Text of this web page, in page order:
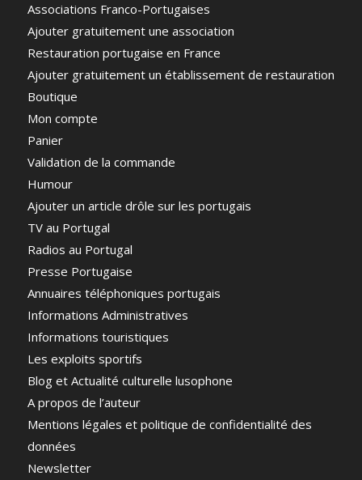
Associations Franco-Portugaises
Ajouter gratuitement une association
Restauration portugaise en France
Ajouter gratuitement un établissement de restauration
Boutique
Mon compte
Panier
Validation de la commande
Humour
Ajouter un article drôle sur les portugais
TV au Portugal
Radios au Portugal
Presse Portugaise
Annuaires téléphoniques portugais
Informations Administratives
Informations touristiques
Les exploits sportifs
Blog et Actualité culturelle lusophone
A propos de l’auteur
Mentions légales et politique de confidentialité des
données
Newsletter